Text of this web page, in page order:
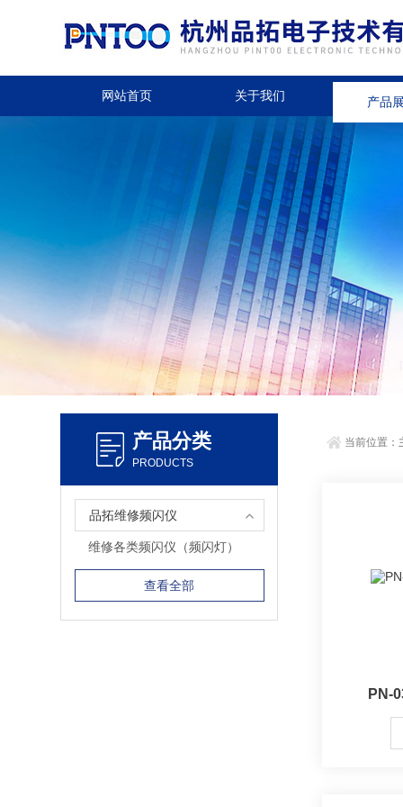
网站首页 关于我们 产品
产品分类
PRODUCTS
品拓维修频闪仪
维修各类频闪仪（频闪灯）
查看全部
当前位置：
PN-